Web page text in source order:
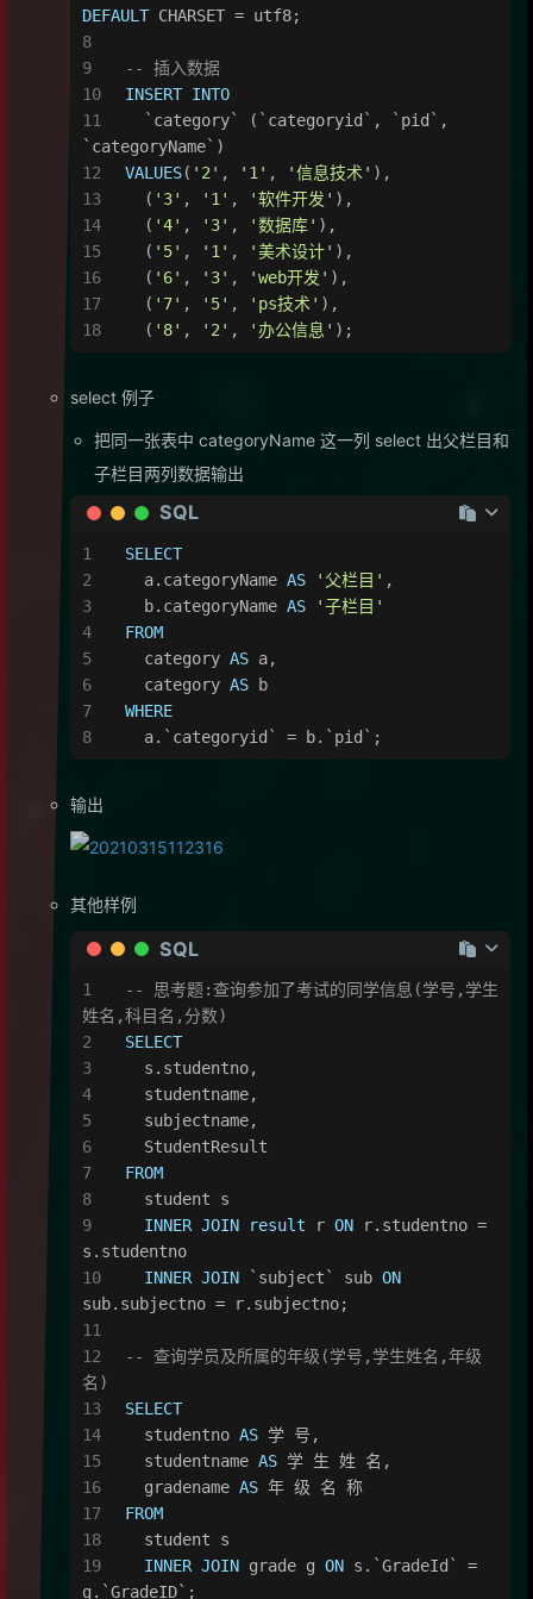
DEFAULT CHARSET = utf8;
-- 插入数据
INSERT INTO
  `category` (`categoryid`, `pid`,
`categoryName`)
VALUES( '2' , '1' , '信息技术' ),
  (
'3' , '1' , '软件开发' ),
  (
'4' , '3' , '数据库' ),
  (
'5' , '1' , '美术设计' ),
  (
'6' , '3' , 'web开发' ),
  (
'7' , '5' , 'ps技术' ),
  (
'8' , '2' , '办公信息' );
select 例子
把同一张表中 categoryName 这一列 select 出父栏目和
子栏目两列数据输出
SQL
SELECT
  a.categoryName
AS '父栏目' ,
  b.categoryName
AS
'子栏目'
FROM
  category
AS a,
  category
AS b
WHERE
  a.`categoryid`
= b.`pid`;
输出
其他样例
SQL
-- 思考题:查询参加了考试的同学信息(学号,学生
姓名,科目名,分数)
SELECT
  s.studentno,
  studentname,
  subjectname,
  StudentResult
FROM
  student s
INNER JOIN result r ON r.studentno =
s.studentno
INNER JOIN `subject` sub ON
sub.subjectno = r.subjectno;
-- 查询学员及所属的年级(学号,学生姓名,年级
名)
SELECT
  studentno
AS 学 号,
  studentname
AS 学 生 姓 名,
  gradename
AS 年 级 名 称
FROM
  student s
INNER JOIN grade g ON s.`GradeId` =
g.`GradeID`;